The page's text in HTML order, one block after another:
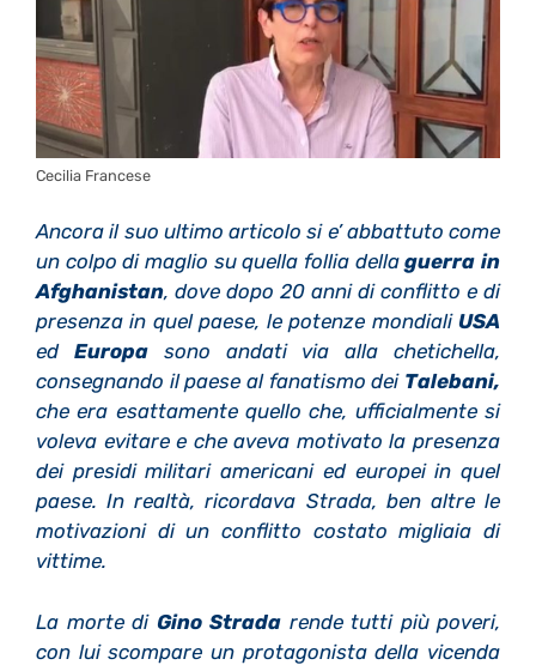
Cecilia Francese
Ancora il suo ultimo articolo si e’ abbattuto come
un colpo di maglio su quella follia dellaguerra in
Afghanistan, dove dopo 20 anni di conflitto e di
presenza in quel paese, le potenze mondiali USA
ed Europasono andati via alla chetichella,
consegnando il paese al fanatismo dei Talebani,
che era esattamente quello che, ufficialmente si
voleva evitare e che aveva motivato la presenza
dei presidi militari americani ed europei in quel
paese.In realtà, ricordava Strada, ben altre le
motivazioni di un conflitto costato migliaia di
vittime.
La morte di Gino Strada rende tutti più poveri,
con lui scompare un protagonista della vicenda